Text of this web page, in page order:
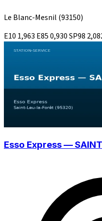
Le Blanc-Mesnil (93150)
E10 1,963 E850,930SP98
Esso Express —